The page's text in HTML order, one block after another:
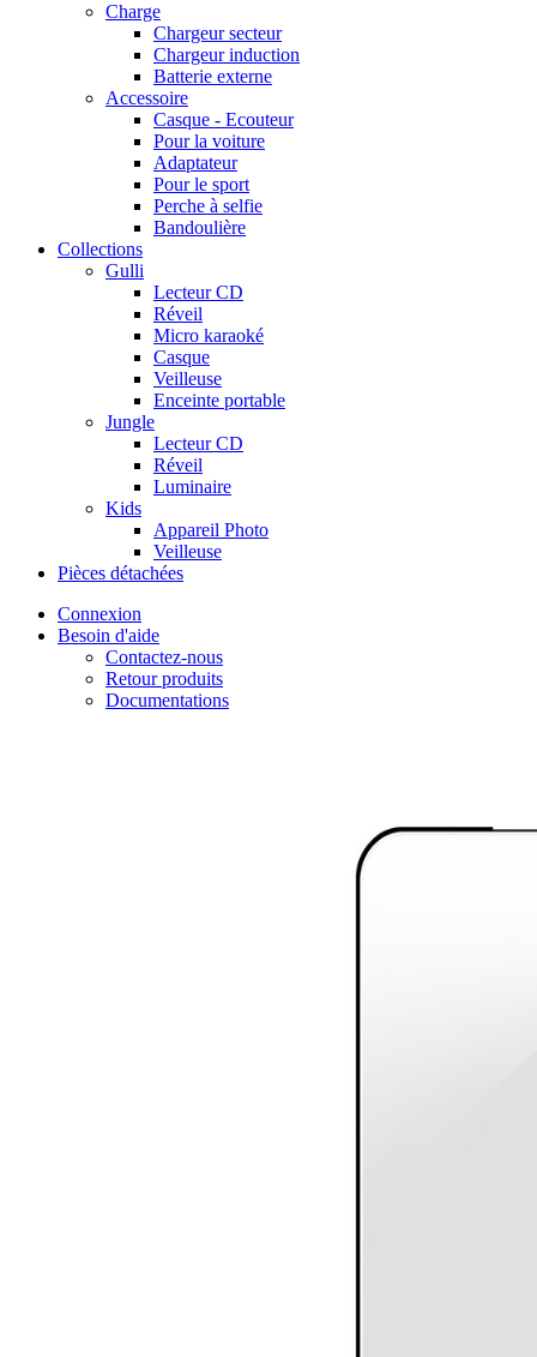
Charge
Chargeur secteur
Chargeur induction
Batterie externe
Accessoire
Casque - Ecouteur
Pour la voiture
Adaptateur
Pour le sport
Perche à selfie
Bandoulière
Collections
Gulli
Lecteur CD
Réveil
Micro karaoké
Casque
Veilleuse
Enceinte portable
Jungle
Lecteur CD
Réveil
Luminaire
Kids
Appareil Photo
Veilleuse
Pièces détachées
Connexion
Besoin d'aide
Contactez-nous
Retour produits
Documentations